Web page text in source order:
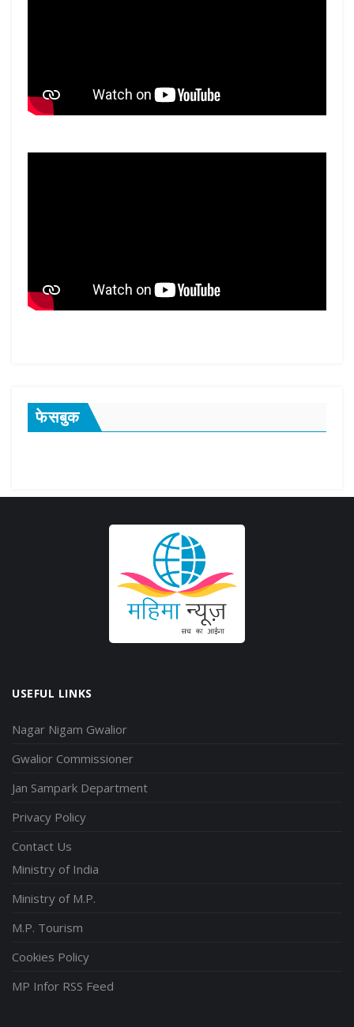
फेसबुक
USEFUL LINKS
Nagar Nigam Gwalior
Gwalior Commissioner
Jan Sampark Department
Privacy Policy
Contact Us
Ministry of India
Ministry of M.P.
M.P. Tourism
Cookies Policy
MP Infor RSS Feed